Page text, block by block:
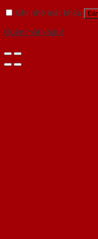
Ghi nhớ mật khẩu
Quên mật khẩu?